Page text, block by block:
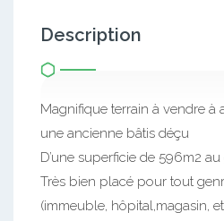
Description
Magnifique terrain à vendre à
une ancienne bâtis déçu
D’une superficie de 596m2
Très bien placé pour tout
(immeuble, hôpital,magasin,